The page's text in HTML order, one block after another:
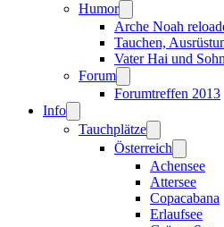
Humor
Arche Noah
Tauchen,
Vater Hai und Sohn
Forum
Forumtreffen 2013
Info
Tauchplätze
Österreich
Achensee
Attersee
Copacabana
Erlaufsee